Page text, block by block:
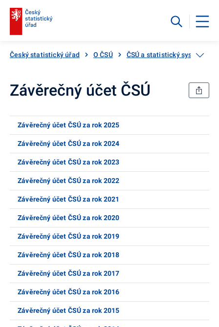
Český statistický úřad O ČSÚ ČSÚ a statistický systém
Závěrečný účet ČSÚ
Závěrečný účet ČSÚ za rok 2025
Závěrečný účet ČSÚ za rok 2024
Závěrečný účet ČSÚ za rok 2023
Závěrečný účet ČSÚ za rok 2022
Závěrečný účet ČSÚ za rok 2021
Závěrečný účet ČSÚ za rok 2020
Závěrečný účet ČSÚ za rok 2019
Závěrečný účet ČSÚ za rok 2018
Závěrečný účet ČSÚ za rok 2017
Závěrečný účet ČSÚ za rok 2016
Závěrečný účet ČSÚ za rok 2015